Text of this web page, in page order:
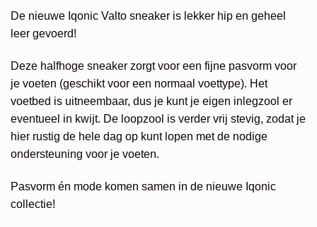
was:
is:
De nieuwe Iqonic Valto sneaker is lekker hip en geheel
leer gevoerd!
Deze halfhoge sneaker zorgt voor een fijne pasvorm voor
je voeten (geschikt voor een normaal voettype). Het
voetbed is uitneembaar, dus je kunt je eigen inlegzool er
eventueel in kwijt. De loopzool is verder vrij stevig, zodat je
hier rustig de hele dag op kunt lopen met de nodige
ondersteuning voor je voeten.
Pasvorm én mode komen samen in de nieuwe Iqonic
collectie!